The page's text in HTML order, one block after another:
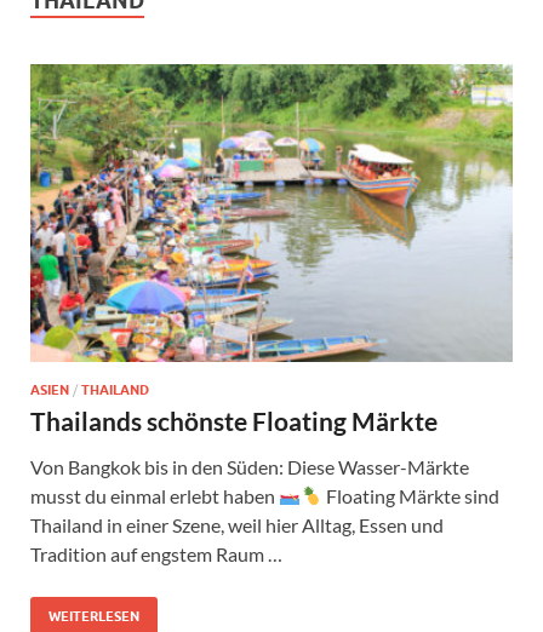
ASIEN / THAILAND
Thailands schönste Floating Märkte
Von Bangkok bis in den Süden: Diese Wasser-Märkte
musst du einmal erlebt haben
Floating Märkte sind
Thailand in einer Szene, weil hier Alltag, Essen und
Tradition auf engstem Raum …
WEITERLESEN